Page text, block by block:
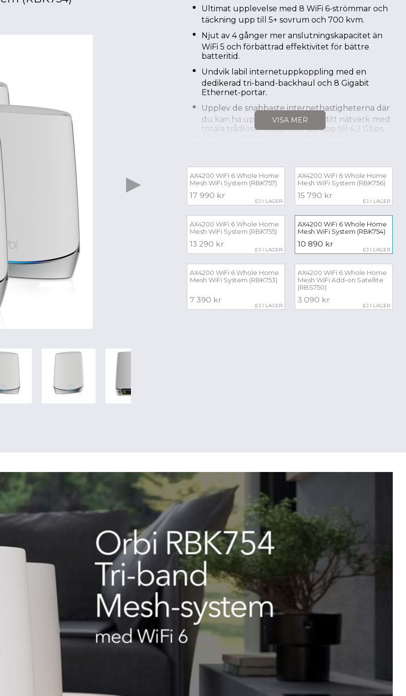
Ultimat upplevelse med 8 WiFi 6-strömmar och
täckning upp till 5+ sovrum och 700 kvm.
Njut av 4 gånger mer anslutningskapacitet än
WiFi 5 och förbättrad effektivitet för bättre
batteritid.
Undvik labil internetuppkoppling med en
dedikerad tri-band-backhaul och 8 Gigabit
Ethernet-portar.
Upplev de snabbaste internethastigheterna där
du kan ha upp till 40 enheter i ditt nätverk med
totala trådlösa hastigheter på upp till 4,2 Gbps.
helst.
Upplev hur bekvämt det är med ett enda WiFi-
namn i hemmet för sömlös rum-till-rum-
roaming i hela ditt hem.
VISA MINDRE
VISA MER
AX4200 WiFi 6 Whole Home
Mesh WiFi System (RBK757)
17 990 kr
EJ I LAGER
AX4200 WiFi 6 Whole Home
Mesh WiFi System (RBK756)
15 790 kr
EJ I LAGER
AX4200 WiFi 6 Whole Home
Mesh WiFi System (RBK755)
13 290 kr
EJ I LAGER
AX4200 WiFi 6 Whole Home
Mesh WiFi System (RBK754)
10 890 kr
EJ I LAGER
AX4200 WiFi 6 Whole Home
Mesh WiFi System (RBK753)
7 390 kr
EJ I LAGER
AX4200 WiFi 6 Whole Home
Mesh WiFi Add-on Satellite
(RBS750)
3 090 kr
EJ I LAGER